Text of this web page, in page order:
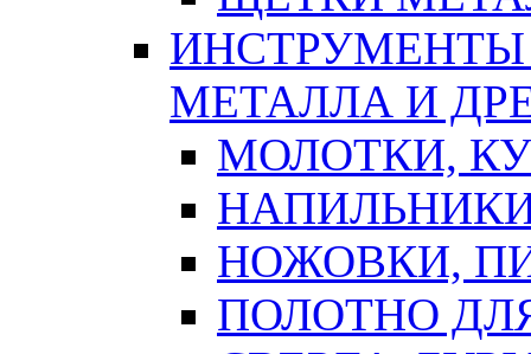
ИНСТРУМЕНТЫ
МЕТАЛЛА И
МОЛОТКИ,
НОЖОВКИ,
ПОЛОТНО